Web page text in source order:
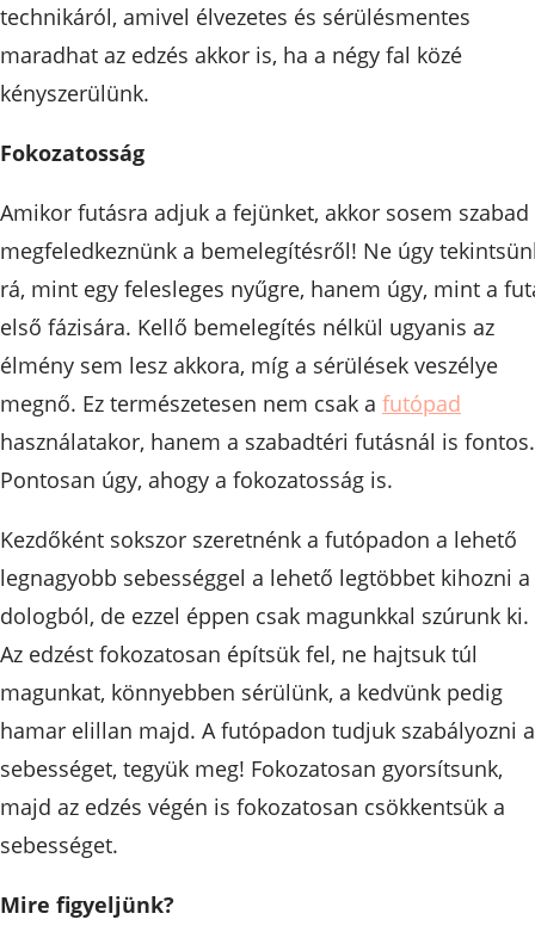
technikáról, amivel élvezetes és sérülésmentes
maradhat az edzés akkor is, ha a négy fal közé
kényszerülünk.
Fokozatosság
Amikor futásra adjuk a fejünket, akkor sosem szabad
megfeledkeznünk a bemelegítésről! Ne úgy
rá, mint egy felesleges nyűgre, hanem úgy, mint a
első fázisára. Kellő bemelegítés nélkül ugyanis az
élmény sem lesz akkora, míg a sérülések veszélye
megnő. Ez természetesen nem csak a futópad
használatakor, hanem a szabadtéri futásnál is fontos.
Pontosan úgy, ahogy a fokozatosság is.
Kezdőként sokszor szeretnénk a futópadon a lehető
legnagyobb sebességgel a lehető legtöbbet kihozni a
dologból, de ezzel éppen csak magunkkal szúrunk ki.
Az edzést fokozatosan építsük fel, ne hajtsuk túl
magunkat, könnyebben sérülünk, a kedvünk pedig
hamar elillan majd. A futópadon tudjuk szabályozni a
sebességet, tegyük meg! Fokozatosan gyorsítsunk,
majd az edzés végén is fokozatosan csökkentsük a
sebességet.
Mire figyeljünk?